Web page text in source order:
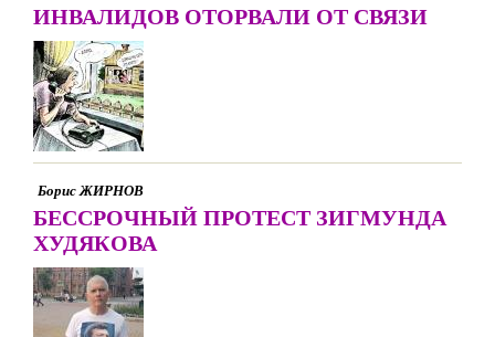
ИНВАЛИДОВ ОТОРВАЛИ ОТ СВЯЗИ
Борис ЖИРНОВ
БЕССРОЧНЫЙ ПРОТЕСТ ЗИГМУНДА
ХУДЯКОВА